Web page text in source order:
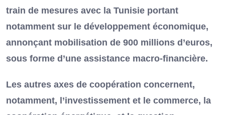
train de mesures avec la Tunisie portant
notamment sur le développement économique,
annonçant mobilisation de 900 millions d’euros,
sous forme d’une assistance macro-financière.
Les autres axes de coopération concernent,
notamment, l’investissement et le commerce, la